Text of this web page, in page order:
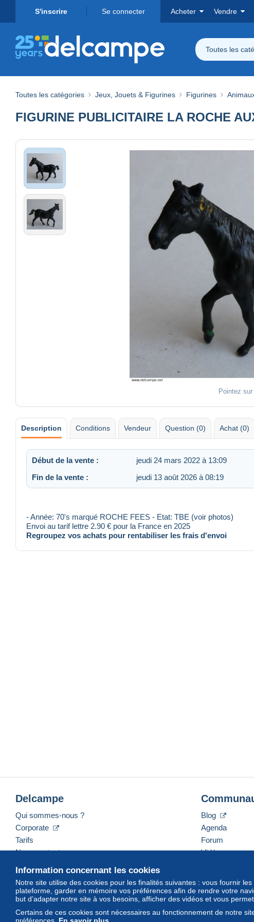
S'inscrire Se connecter Acheter Vendre
Toutes les
Toutes les catégories Jeux, Jouets & Figurines Figurines
FIGURINE PUBLICITAIRE LA ROCHE
Pointez
Description Conditions Vendeur Question (0) Achat (0)
Début de la vente : jeudi 24 mars 2022 à 13:09
Fin de la vente :
jeudi 13 août 2026 à 08:19
- Année: 70's marqué ROCHE FEES - Etat: TBE (voir photos)
Envoi au tarif lettre 2.90 € pour la France en 2025
Regroupez vos achats pour rentabiliser les frais d'envoi
Information concernant les cookies
Notre site utilise des cookies pour les finalités suivantes : vous fournir
plateforme, garder en mémoire vos préférences afin de rendre votre
but d’adapter notre site à vos besoins, afficher des vidéos et vous
Certains de ces cookies sont nécessaires au fonctionnement de notre
préférences. En savoir plus
Delcampe
Qui sommes-nous ?
Corporate
Tarifs
Nous contacter
Blog
Agenda
Forum
Vidéos
Français USD America/Indiana/Vevay Mode